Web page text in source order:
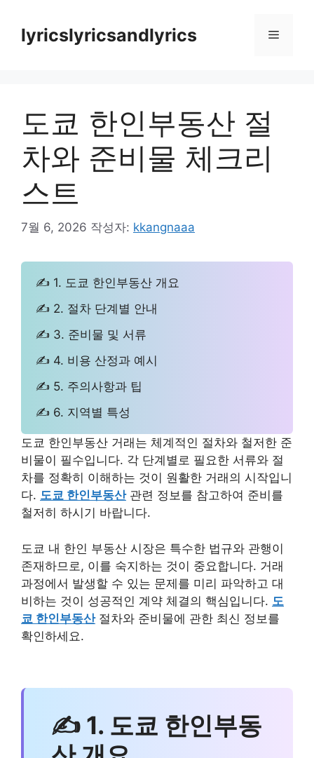
lyricslyricsandlyrics 메
도쿄 한인부동산 절
차와 준비물 체크리
스트
7월 6, 2026 작성자: kkangnaaa
✍ 1. 도쿄 한인부동산 개요
✍ 2. 절차 단계별 안내
✍ 3. 준비물 및 서류
✍ 4. 비용 산정과 예시
✍ 5. 주의사항과 팁
✍ 6. 지역별 특성
도쿄 한인부동산 거래는 체계적인 절차와 철저한 준
비물이 필수입니다. 각 단계별로 필요한 서류와 절
차를 정확히 이해하는 것이 원활한 거래의 시작입니
다. 도쿄 한인부동산관련 정보를 참고하여 준비를
철저히 하시기 바랍니다.
도쿄 내 한인 부동산 시장은 특수한 법규와 관행이
존재하므로, 이를 숙지하는 것이 중요합니다. 거래
과정에서 발생할 수 있는 문제를 미리 파악하고 대
비하는 것이 성공적인 계약 체결의 핵심입니다. 도
쿄 한인부동산절차와 준비물에 관한 최신 정보를
확인하세요.
✍ 1. 도쿄 한인부동